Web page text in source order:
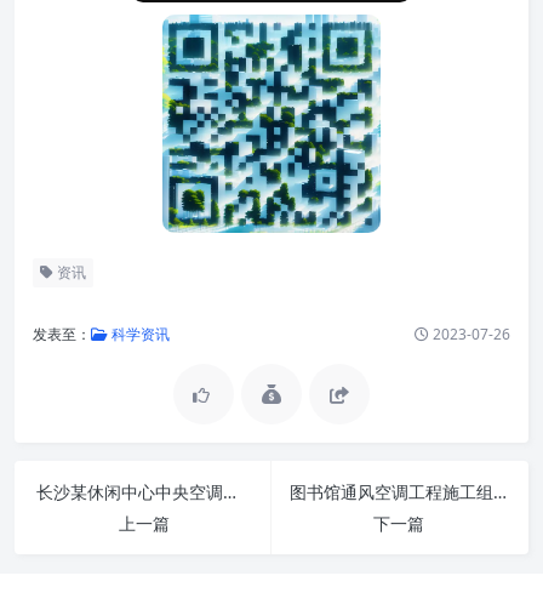
资讯
发表至： 科学资讯 2023-07-26
长沙某休闲中心中央空调施工组织设计
上一篇
图书馆通风空调工程施工组织设计
下一篇